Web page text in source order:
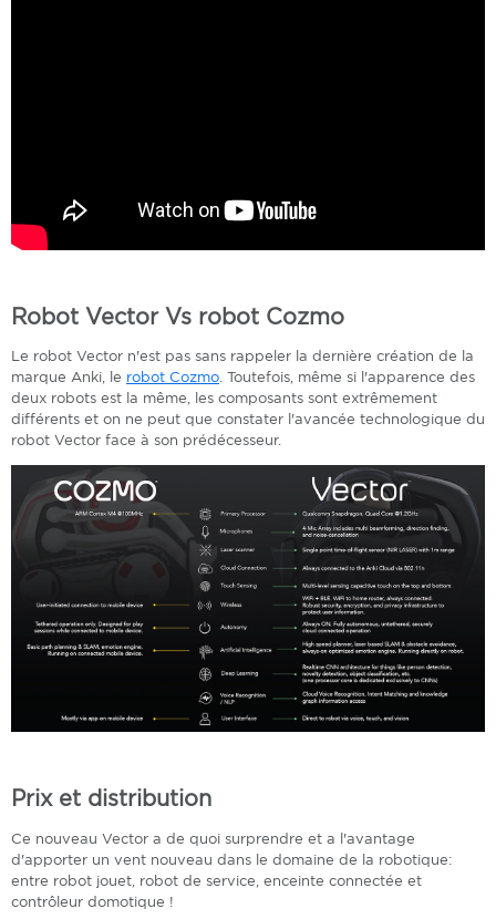
Robot Vector Vs robot Cozmo
Le robot Vector n'est pas sans rappeler la dernière création de la
marque Anki, le robot Cozmo. Toutefois, même si l'apparence des
deux robots est la même, les composants sont extrêmement
différents et on ne peut que constater l'avancée technologique du
robot Vector face à son prédécesseur.
Prix et distribution
Ce nouveau Vector a de quoi surprendre et a l'avantage
d'apporter un vent nouveau dans le domaine de la robotique:
entre robot jouet, robot de service, enceinte connectée et
contrôleur domotique !